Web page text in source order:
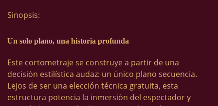
Sinopsis:
Un solo plano, una historia profunda
Este cortometraje se construye a partir de una
decisión estilística audaz: un único plano secuencia.
Lejos de ser una elección técnica gratuita, esta
estructura potencia la inmersión del espectador y